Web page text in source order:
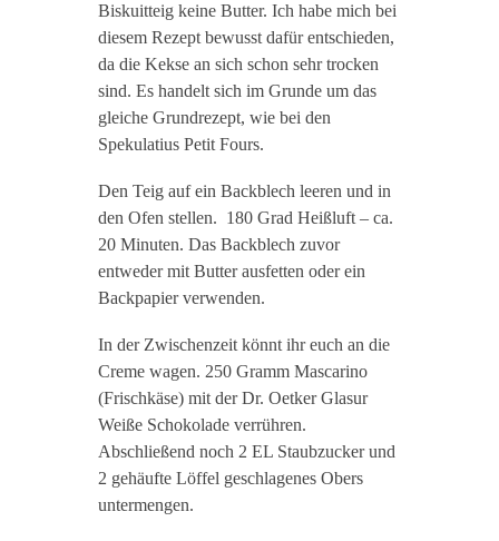
Biskuitteig keine Butter. Ich habe mich bei
diesem Rezept bewusst dafür entschieden,
da die Kekse an sich schon sehr trocken
sind. Es handelt sich im Grunde um das
gleiche Grundrezept, wie bei den
Spekulatius Petit Fours.
Den Teig auf ein Backblech leeren und in
den Ofen stellen. 180 Grad Heißluft – ca.
20 Minuten. Das Backblech zuvor
entweder mit Butter ausfetten oder ein
Backpapier verwenden.
In der Zwischenzeit könnt ihr euch an die
Creme wagen. 250 Gramm Mascarino
(Frischkäse) mit der Dr. Oetker Glasur
Weiße Schokolade verrühren.
Abschließend noch 2 EL Staubzucker und
2 gehäufte Löffel geschlagenes Obers
untermengen.